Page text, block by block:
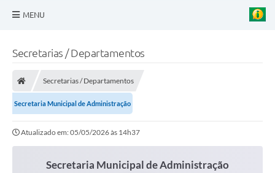
MENU
Transparência Pública
Notícias
Diário Oficial
Secretarias / Departamentos
Secretarias / Departamentos
Secretaria Municipal de Administração
Atualizado em: 05/05/2026 às 14h37
Secretaria Municipal de Administração